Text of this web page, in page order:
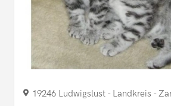
19246 Ludwigslust - Landkreis -